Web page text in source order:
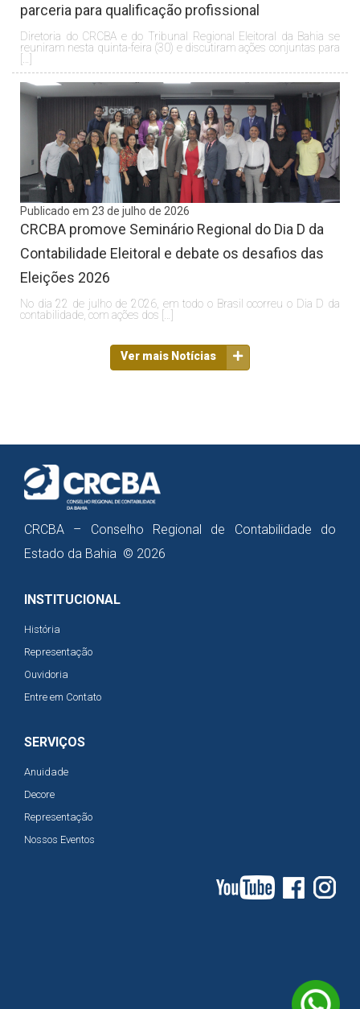
parceria para qualificação profissional
Diretoria do CRCBA e do Tribunal Regional Eleitoral da Bahia se
reuniram nesta quinta-feira (30) e discutiram ações conjuntas para
Publicado em 23 de julho de 2026
CRCBA promove Seminário Regional do Dia D da
Contabilidade Eleitoral e debate os desafios das
Eleições 2026
No dia 22 de julho de 2026, em todo o Brasil ocorreu o Dia D da
contabilidade, com ações dos […]
Ver mais Notícias
CRCBA – Conselho Regional de Contabilidade do
Estado da Bahia © 2026
INSTITUCIONAL
História
Representação
Ouvidoria
Entre em Contato
SERVIÇOS
Anuidade
Decore
Representação
Nossos Eventos